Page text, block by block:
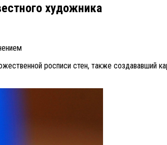
художника
росписи стен, также создававший